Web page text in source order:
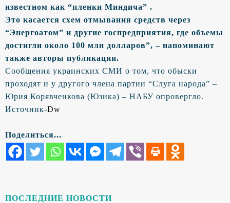
известном как “пленки Миндича” .
Это касается схем отмывания средств через
“Энергоатом” и другие госпредприятия, где объемы
достигли около 100 млн долларов”, – напоминают
также авторы публикации.
Сообщения украинских СМИ о том, что обыски
проходят и у другого члена партии “Слуга народа” –
Юрия Корявченкова (Юзика) – НАБУ опровергло.
Источник-Dw
Поделиться...
ПОСЛЕДНИЕ НОВОСТИ